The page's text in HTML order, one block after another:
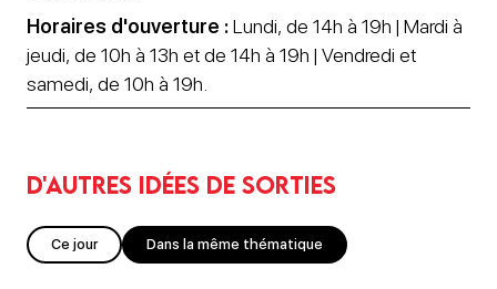
Horaires d'ouverture :Lundi, de 14h à 19h | Mardi à
jeudi, de 10h à 13h et de 14h à 19h | Vendredi et
samedi, de 10h à 19h.
D'autres idées de sorties
Ce jour Dans la même thématique